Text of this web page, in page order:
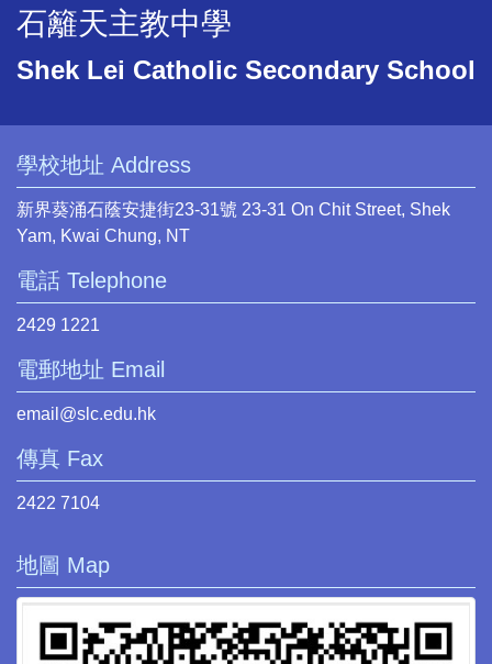
石籬天主教中學
Shek Lei Catholic Secondary School
學校地址 Address
新界葵涌石蔭安捷街23-31號 23-31 On Chit Street, Shek
Yam, Kwai Chung, NT
電話 Telephone
2429 1221
電郵地址 Email
email@slc.edu.hk
傳真 Fax
2422 7104
地圖 Map